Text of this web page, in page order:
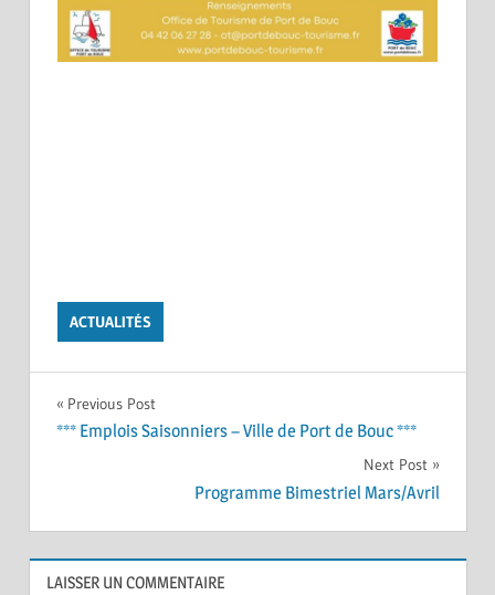
ACTUALITÉS
Navigation
Previous Post
*** Emplois Saisonniers – Ville de Port de Bouc ***
Next Post
Programme Bimestriel Mars/Avril
LAISSER UN COMMENTAIRE